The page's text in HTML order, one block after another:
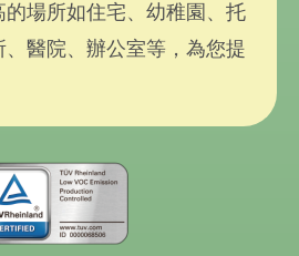
場所如住宅、幼稚園、托
、醫院、辦公室等，為您提